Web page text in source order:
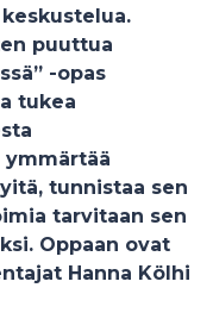
puuttua
-opas
tukea
tunnistaa sen
tarvitaan sen
Oppaan ovat
Hanna Kölhi